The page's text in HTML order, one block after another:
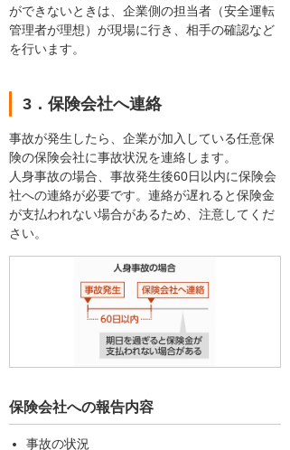
ができないときは、企業側の担当者（安全運転
管理者が理想）が現場に行き、相手の確認など
を行います。
3．保険会社へ連絡
事故が発生したら、企業が加入している任意保
険の保険会社に事故状況を連絡します。
人身事故の場合、事故発生後60日以内に保険会
社への連絡が必要です。連絡が遅れると保険金
が支払われない場合があるため、注意してくだ
さい。
保険会社への報告内容
事故の状況